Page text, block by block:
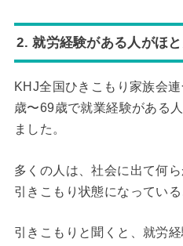
2. 就労経験がある人がほ
KHJ全国ひきこもり家族会
歳〜69歳で就業経験がある
ました。
多くの人は、社会に出て何
引きこもり状態になっている
引きこもりと聞くと、就労